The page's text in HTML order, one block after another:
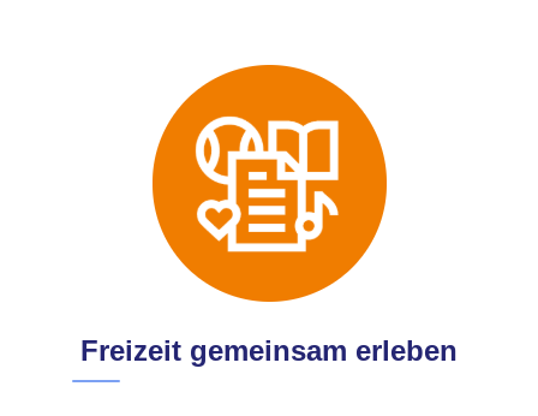
Freizeit gemeinsam erleben